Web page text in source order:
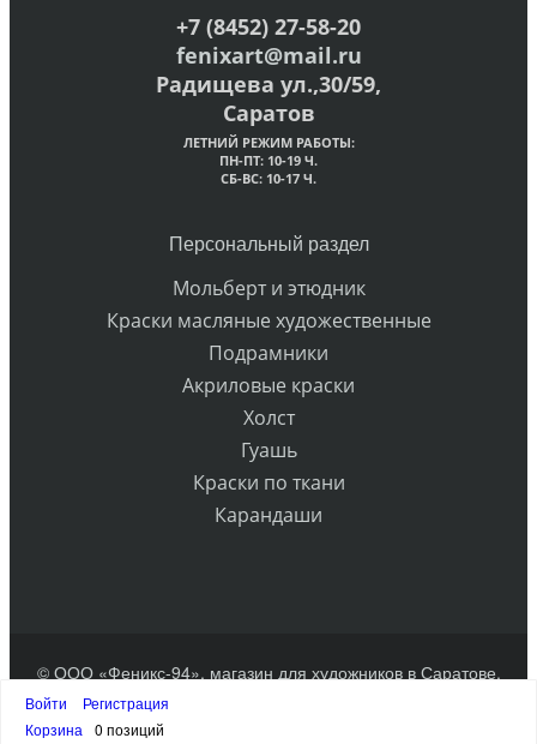
+7 (8452) 27-58-20
fenixart@mail.ru
Радищева ул.,30/59,
Саратов
ЛЕТНИЙ РЕЖИМ РАБОТЫ:
ПН-ПТ: 10-19 Ч.
СБ-ВС: 10-17 Ч.
Персональный раздел
Мольберт и этюдник
Краски масляные художественные
Подрамники
Акриловые краски
Холст
Гуашь
Краски по ткани
Карандаши
© ООО «Феникс-94», магазин для художников в Саратове.
Войти
Регистрация
Корзина
0 позиций